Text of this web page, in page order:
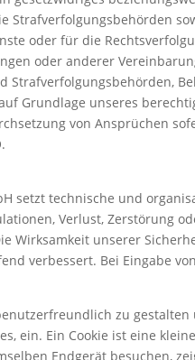
Strafverfolgungsbehörden
oder für die
oder anderer
Strafverfolgungsbehörden,
Grundlage unseres
von Ansprüchen
setzt technische und
Verlust, Zerstörung
Wirksamkeit unserer
verbessert. Bei Eingabe
zu
ein. Ein Cookie ist eine
Endgerät besuchen,